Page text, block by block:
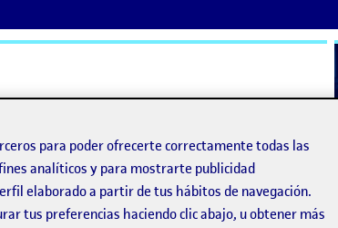
Ayuda
para poder ofrecerte correctamente todas las
analíticos y para mostrarte publicidad
elaborado a partir de tus hábitos de navegación.
tus preferencias haciendo clic abajo, u obtener más